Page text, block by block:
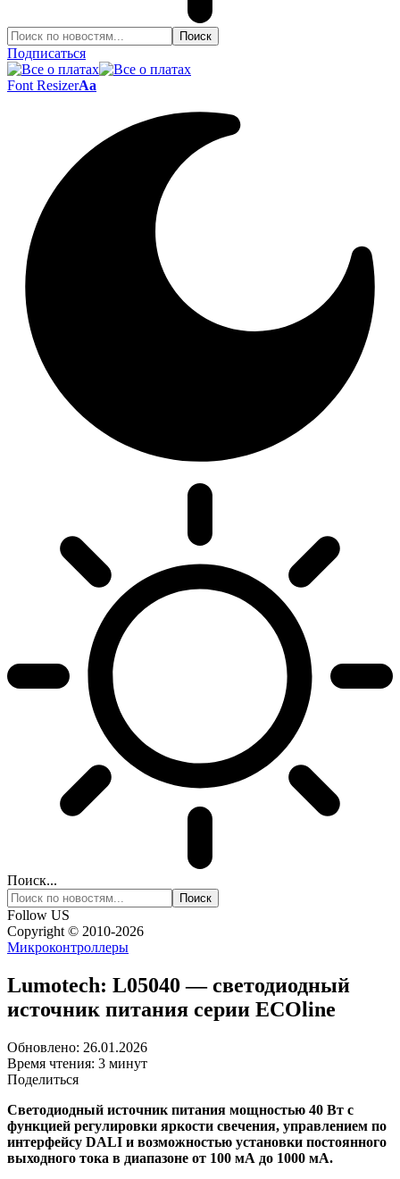
Подписаться
Font ResizerAa
Поиск...
Follow US
Copyright © 2010-2026
Микроконтроллеры
Lumotech: L05040 — светодиодный
источник питания серии ECOline
Обновлено: 26.01.2026
Время чтения: 3 минут
Поделиться
Светодиодный источник питания мощностью 40 Вт с
функцией регулировки яркости свечения, управлением по
интерфейсу DALI и возможностью установки постоянного
выходного тока в диапазоне от 100 мА до 1000 мА.